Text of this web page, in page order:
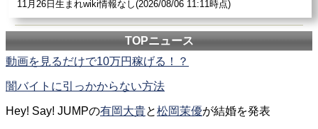
大滝彩乃: 子供の頃から、洋服のアレンジをしたりおし
ゃれが好きで、ファッションに興味を持っていた。
（ココログ：2010年12月5日 - 2012年3月4日）
11月26日生まれwiki情報なし(2026/08/06 11:11時点)
TOPニュース
動画を見るだけで10万円稼げる！？
闇バイトに引っかからない方法
Hey! Say! JUMPの有岡大貴と松岡茉優が結婚を発表